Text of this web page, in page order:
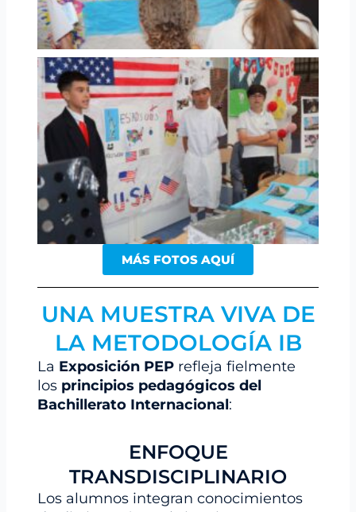
MÁS FOTOS AQUÍ
UNA MUESTRA VIVA DE
LA METODOLOGÍA IB
La Exposición PEP refleja fielmente
los principios pedagógicos del
Bachillerato Internacional:
ENFOQUE
TRANSDISCIPLINARIO
Los alumnos integran conocimientos